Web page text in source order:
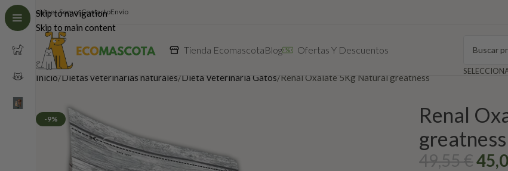
Skip to navigation
Skip to main content
Quiénes SomosContactoEnvío
Tienda EcomascotaBlog Ofertas Y Descuentos
Inicio Dietas veterinarias naturales Dieta Veterinaria Gatos Renal Oxalate 5Kg Natural greatness
-9%
Renal
greatness
49,55€